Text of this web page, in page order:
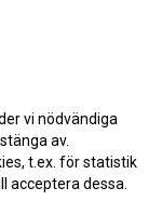
vi nödvändiga
av.
t.ex. för statistik
acceptera dessa.